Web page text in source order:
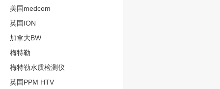
美国medcom
英国ION
加拿大BW
梅特勒
梅特勒水质检测仪
英国PPM HTV